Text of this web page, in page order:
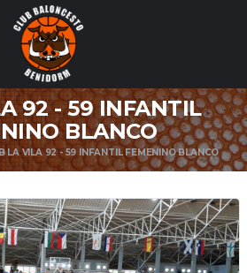
92 - 59 INFANTIL
BLANCO
LA VILA 92 - 59 INFANTIL FEMENINO BLANCO